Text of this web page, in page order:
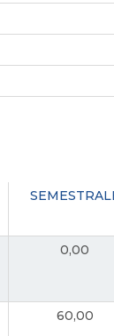
0,00
60,00